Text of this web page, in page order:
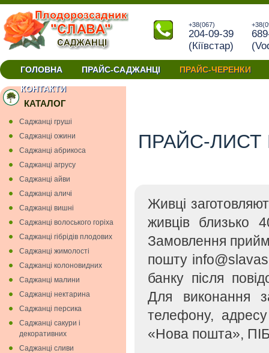
+38(067)
204-09-39
(Кiївстар)
окуліровки та прививки купити черенки Україна
ГОЛОВНА ПРАЙС-САДЖАНЦІ
ПРАЙС-ЧЕРЕНКИ
КОНТАКТИ
ПРАЙС-ЛИСТ
Живці
живців близько
Замовлення
пошту
банку після
Для виконання
телефону,
«Нова пошта»,
КАТАЛОГ
Cаджанці грушi
Cаджанці ожини
Саджанці абрикоса
Саджанці агрусу
Саджанці айви
Саджанці аличі
Саджанці вишнi
Саджанці волоського горіха
Саджанці гiбрiдiв плодових
Саджанці жимолості
Саджанці колоновидних
Саджанці малини
Саджанці нектарина
Саджанці персика
Саджанці сакури і
декоративних
Саджанці сливи